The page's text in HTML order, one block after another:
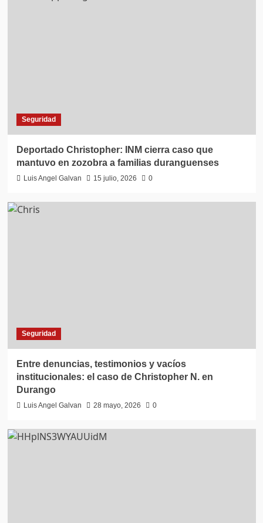
Seguridad
Deportado Christopher: INM cierra caso que
mantuvo en zozobra a familias duranguenses
Luis Angel Galvan 15 julio, 2026 0
Seguridad
Entre denuncias, testimonios y vacíos
institucionales: el caso de Christopher N. en
Durango
Luis Angel Galvan 28 mayo, 2026 0